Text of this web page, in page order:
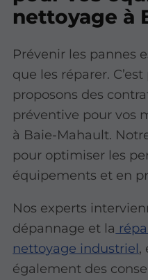
nettoyage à
Prévenir les pannes
que les réparer.
proposons des
préventive pour vos
à Baie-Mahault.
pour optimiser les
équipements et en
Nos experts
dépannage et la
nettoyage industriel,
également des